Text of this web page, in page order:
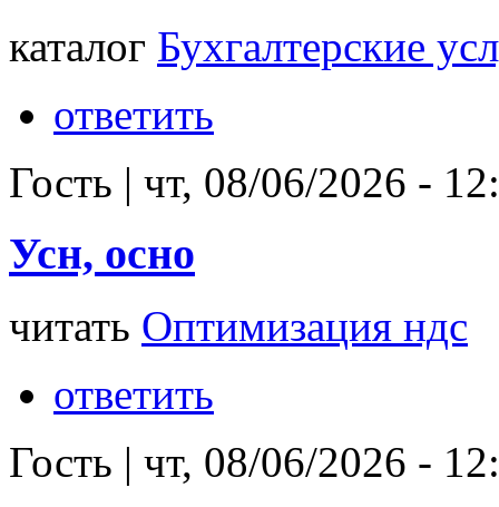
каталог Бухгалтерские
ответить
Гость | чт, 08/06/2026 -
Усн, осно
читать Оптимизация ндс
ответить
Гость | чт, 08/06/2026 -